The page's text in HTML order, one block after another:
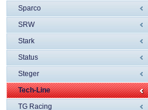
Sparco
SRW
Stark
Status
Steger
Tech-Line
TG Racing